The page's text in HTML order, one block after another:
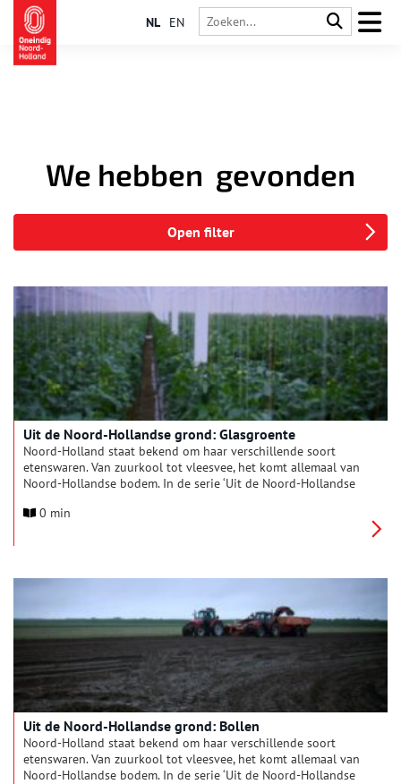
NL EN
We hebben gevonden
Open filter
Uit de Noord-Hollandse grond: Glasgroente
Noord-Holland staat bekend om haar verschillende soort
etenswaren. Van zuurkool tot vleesvee, het komt allemaal van
Noord-Hollandse bodem. In de serie ‘Uit de Noord-Hollandse
aan bod.
0 min
Uit de Noord-Hollandse grond: Bollen
Noord-Holland staat bekend om haar verschillende soort
etenswaren. Van zuurkool tot vleesvee, het komt allemaal van
Noord-Hollandse bodem. In de serie ‘Uit de Noord-Hollandse